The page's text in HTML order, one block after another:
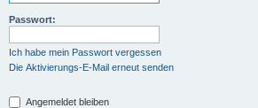
Passwort:
Ich habe mein Passwort vergessen
Die Aktivierungs-E-Mail erneut senden
Angemeldet bleiben